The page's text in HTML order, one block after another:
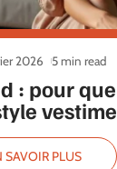
: pour
2026 5 min read
SAVOIR PLUS